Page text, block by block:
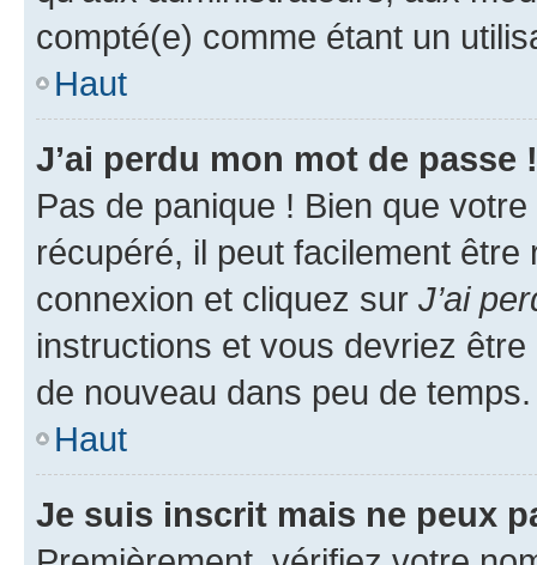
compté(e) comme étant un
Haut
J’ai perdu mon mot de passe !
Pas de panique ! Bien que
récupéré, il peut facilement
connexion et cliquez sur J’ai
instructions et vous devriez
de nouveau dans peu de temps.
Haut
Je suis inscrit mais ne peux